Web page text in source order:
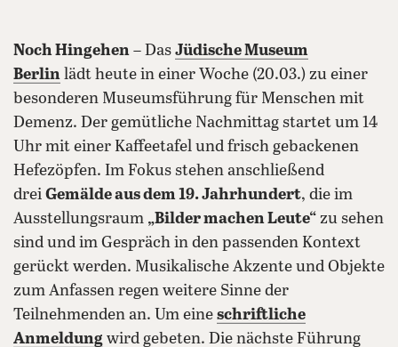
Noch Hingehen – Das Jüdische Museum
Berlin lädt heute in einer Woche (20.03.) zu einer
besonderen Museumsführung für Menschen mit
Demenz. Der gemütliche Nachmittag startet um 14
Uhr mit einer Kaffeetafel und frisch gebackenen
Hefezöpfen. Im Fokus stehen anschließend
drei Gemälde aus dem 19. Jahrhundert, die im
Ausstellungsraum „Bilder machen Leute“ zu sehen
sind und im Gespräch in den passenden Kontext
gerückt werden. Musikalische Akzente und Objekte
zum Anfassen regen weitere Sinne der
Teilnehmenden an. Um eine schriftliche
Anmeldung wird gebeten. Die nächste Führung